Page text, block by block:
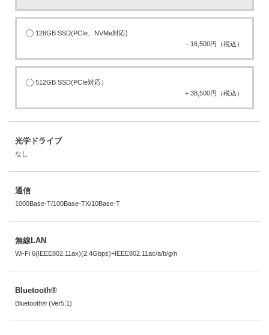
128GB SSD(PCIe、NVMe対応)
- 16,500円（税込）
512GB SSD(PCIe対応）
+ 38,500円（税込）
光学ドライブ
なし
通信
1000Base-T/100Base-TX/10Base-T
無線LAN
Wi-Fi 6(IEEE802.11ax)(2.4Gbps)+IEEE802.11ac/a/b/g/n
Bluetooth®
Bluetooth® (Ver5.1)